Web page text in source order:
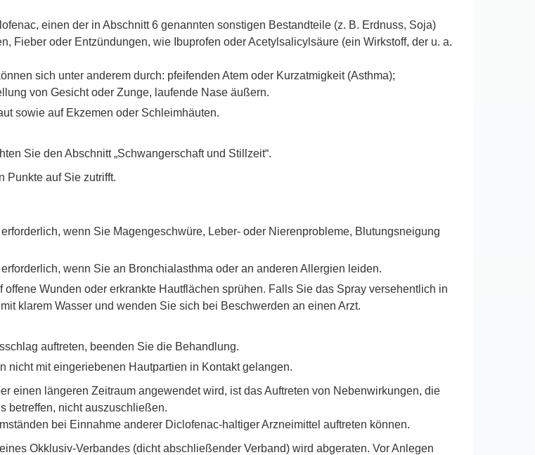
einen der in Abschnitt 6 genannten sonstigen Bestandteile (z. B. Erdnuss, Soja)
Fieber oder Entzündungen, wie Ibuprofen oder Acetylsalicylsäure (ein Wirkstoff, der u. a.
sich unter anderem durch: pfeifenden Atem oder Kurzatmigkeit (Asthma);
von Gesicht oder Zunge, laufende Nase äußern.
sowie auf Ekzemen oder Schleimhäuten.
Sie den Abschnitt „Schwangerschaft und Stillzeit“.
Punkte auf Sie zutrifft.
wenn Sie Magengeschwüre, Leber- oder Nierenprobleme, Blutungsneigung
wenn Sie an Bronchialasthma oder an anderen Allergien leiden.
Wunden oder erkrankte Hautflächen sprühen. Falls Sie das Spray versehentlich in
klarem Wasser und wenden Sie sich bei Beschwerden an einen Arzt.
auftreten, beenden Sie die Behandlung.
nicht mit eingeriebenen Hautpartien in Kontakt gelangen.
einen längeren Zeitraum angewendet wird, ist das Auftreten von Nebenwirkungen, die
betreffen, nicht auszuschließen.
bei Einnahme anderer Diclofenac-haltiger Arzneimittel auftreten können.
Okklusiv-Verbandes (dicht abschließender Verband) wird abgeraten. Vor Anlegen